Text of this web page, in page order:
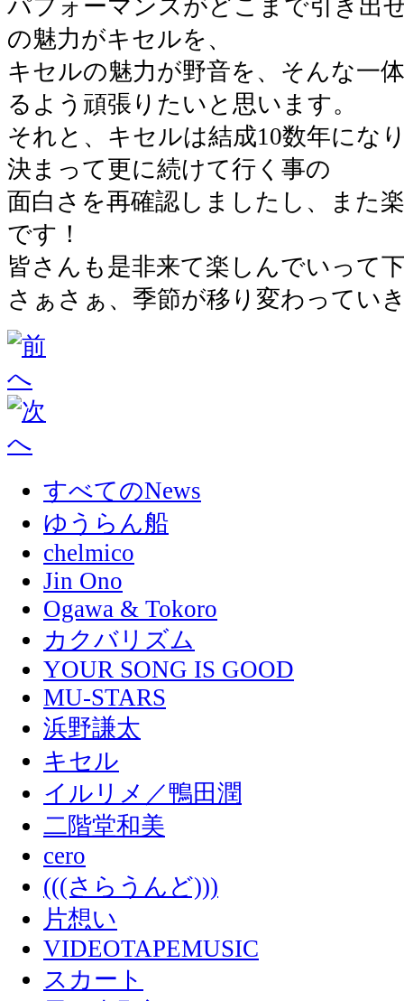
パフォーマンスがどこまで引き出
の魅力がキセルを、
キセルの魅力が野音を、そんな一
るよう頑張りたいと思います。
それと、キセルは結成10数年にな
決まって更に続けて行く事の
面白さを再確認しましたし、また
です！
皆さんも是非来て楽しんでいって
さぁさぁ、季節が移り変わってい
すべてのNews
ゆうらん船
chelmico
Jin Ono
Ogawa & Tokoro
カクバリズム
YOUR SONG IS GOOD
MU-STARS
浜野謙太
キセル
イルリメ／鴨田潤
二階堂和美
cero
(((さらうんど)))
片想い
VIDEOTAPEMUSIC
スカート